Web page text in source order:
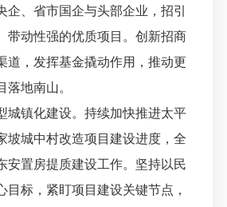
企、省市国企与头部企业，招引
带动性强的优质项目。创新招商
道，发挥基金撬动作用，推动更
落地南山。
城镇化建设。持续加快推进太平
坡城中村改造项目建设进度，全
安置房提质建设工作。坚持以民
目标，紧盯项目建设关键节点，